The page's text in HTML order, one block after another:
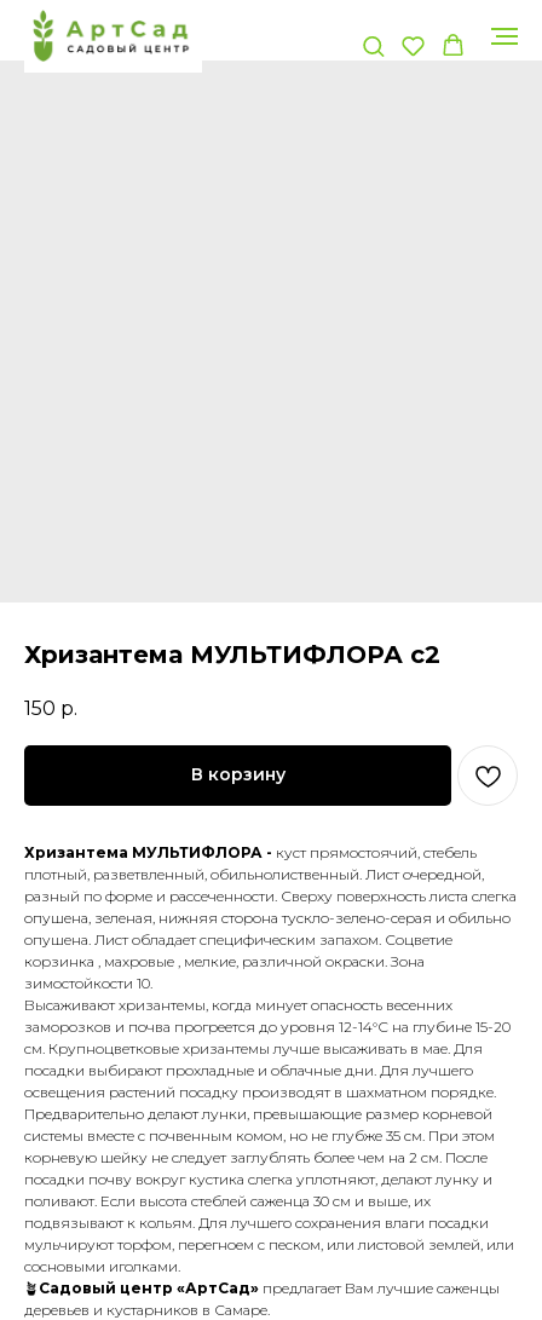
Хризантема МУЛЬТИФЛОРА с2
150 р.
В корзину
Хризантема МУЛЬТИФЛОРА - куст прямостоячий, стебель
плотный, разветвленный, обильнолиственный. Лист очередной,
разный по форме и рассеченности. Сверху поверхность листа слегка
опушена, зеленая, нижняя сторона тускло-зелено-серая и обильно
опушена. Лист обладает специфическим запахом. Соцветие
корзинка , махровые , мелкие, различной окраски. Зона
зимостойкости 10.
Высаживают хризантемы, когда минует опасность весенних
заморозков и почва прогреется до уровня 12-14°С на глубине 15-20
см. Крупноцветковые хризантемы лучше высаживать в мае. Для
посадки выбирают прохладные и облачные дни. Для лучшего
освещения растений посадку производят в шахматном порядке.
Предварительно делают лунки, превышающие размер корневой
системы вместе с почвенным комом, но не глубже 35 см. При этом
корневую шейку не следует заглублять более чем на 2 см. После
посадки почву вокруг кустика слегка уплотняют, делают лунку и
поливают. Если высота стеблей саженца 30 см и выше, их
подвязывают к кольям. Для лучшего сохранения влаги посадки
мульчируют торфом, перегноем с песком, или листовой землей, или
сосновыми иголками.
🪴 Садовый центр «АртСад» предлагает Вам лучшие саженцы
деревьев и кустарников в Самаре.